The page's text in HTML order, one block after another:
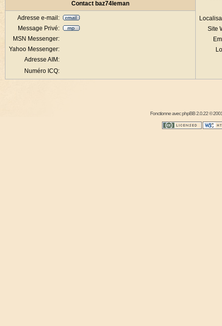
Site
Contact baz74leman
Adresse e-mail:
Message Privé:
MSN Messenger:
Yahoo Messenger:
Adresse AIM:
Numéro ICQ:
Fonctionne avecphpBB2.0.22 ©